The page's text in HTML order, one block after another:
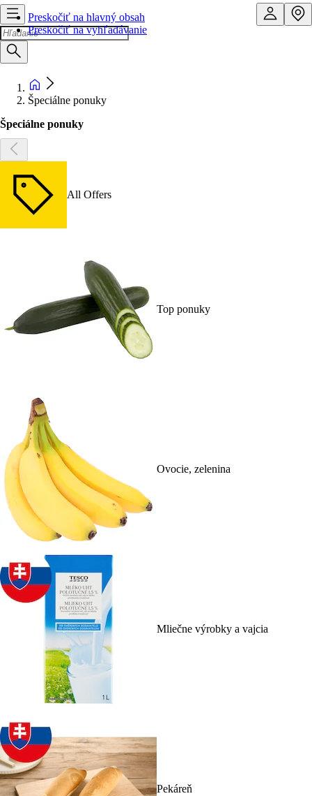
Preskočiť na hlavný obsah
Preskočiť na vyhľadávanie
Špeciálne ponuky
Špeciálne ponuky
All Offers
Top ponuky
Ovocie, zelenina
Mliečne výrobky a vajcia
Pekáreň